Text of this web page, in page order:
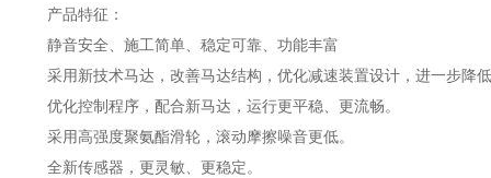
产品特征：
静音安全、施工简单、稳定可靠、功能丰富
采用新技术马达，改善马达结构，优化减速装置设计，进一步降
优化控制程序，配合新马达，运行更平稳、更流畅。
采用高强度聚氨酯滑轮，滚动摩擦噪音更低。
全新传感器，更灵敏、更稳定。